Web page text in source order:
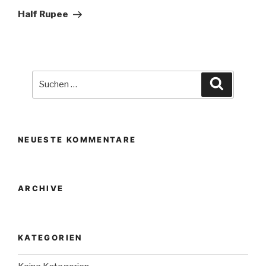
Beitrag
Half Rupee
NEUESTE KOMMENTARE
ARCHIVE
KATEGORIEN